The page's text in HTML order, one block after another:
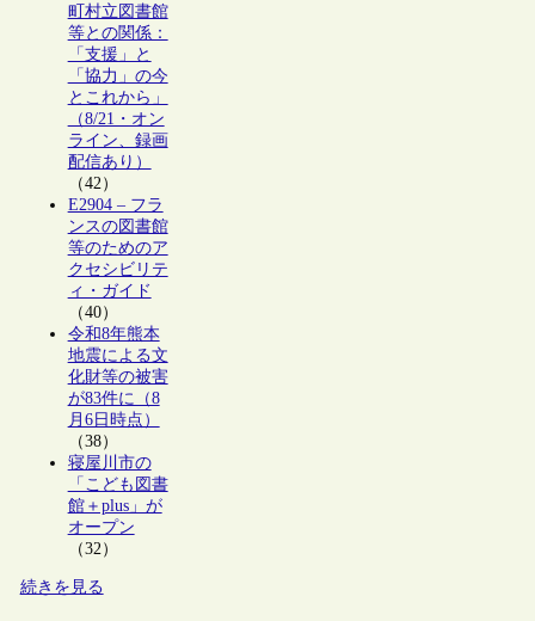
町村立図書館
等との関係：
「支援」と
「協力」の今
とこれから」
（8/21・オン
ライン、録画
配信あり）
（42）
E2904 – フラ
ンスの図書館
等のためのア
クセシビリテ
ィ・ガイド
（40）
令和8年熊本
地震による文
化財等の被害
が83件に（8
月6日時点）
（38）
寝屋川市の
「こども図書
館＋plus」が
オープン
（32）
続きを見る